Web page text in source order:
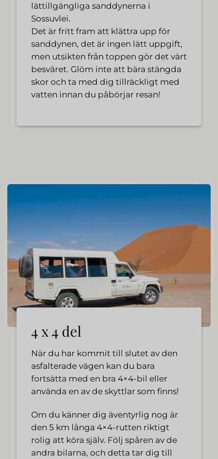
lättillgängliga sanddynerna i
Sossuvlei.
Det är fritt fram att klättra upp för
sanddynen, det är ingen lätt uppgift,
men utsikten från toppen gör det värt
besväret. Glöm inte att bära stängda
skor och ta med dig tillräckligt med
vatten innan du påbörjar resan!
4 x 4 del
När du har kommit till slutet av den
asfalterade vägen kan du bara
fortsätta med en bra 4×4-bil eller
använda en av de skyttlar som finns!
Om du känner dig äventyrlig nog är
den 5 km långa 4×4-rutten riktigt
rolig att köra själv. Följ spåren av de
andra bilarna, och detta tar dig till